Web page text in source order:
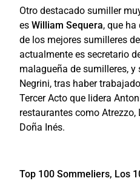
Otro destacado sumiller
esWilliam Sequera, que
de los mejores sumilleres
actualmente es secretario
malagueña de sumilleres, y
Negrini, tras haber
Tercer Acto que lidera
restaurantes como Atrezzo,
Doña Inés.
Top 100 Sommeliers, Los